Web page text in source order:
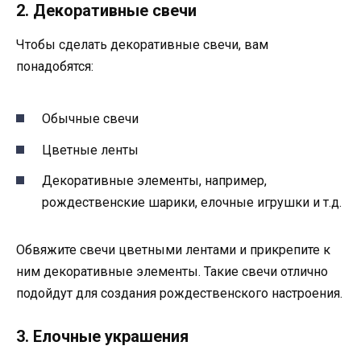
2. Декоративные свечи
Чтобы сделать декоративные свечи, вам
понадобятся:
Обычные свечи
Цветные ленты
Декоративные элементы, например,
рождественские шарики, елочные игрушки и т.д.
Обвяжите свечи цветными лентами и прикрепите к
ним декоративные элементы. Такие свечи отлично
подойдут для создания рождественского настроения.
3. Елочные украшения